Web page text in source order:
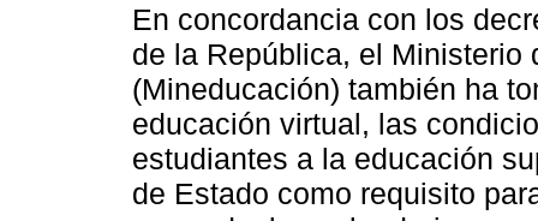
En concordancia con los
de la República, el Ministerio
(Mineducación) también ha
educación virtual, las
estudiantes a la educación
de Estado como requisito